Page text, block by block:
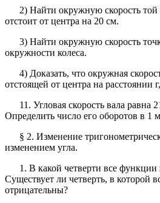
2) Найти окружную скорость той
отстоит от центра на 20 см.
3) Найти окружную скорость
окружности колеса.
4) Доказать, что окружная
отстоящей от центра на расстоянии
11. Угловая скорость вала равна
Определить число его оборотов в 1
§ 2. Изменение
изменением угла.
1. В какой четверти все функции
Существует ли четверть, в которой
отрицательны?